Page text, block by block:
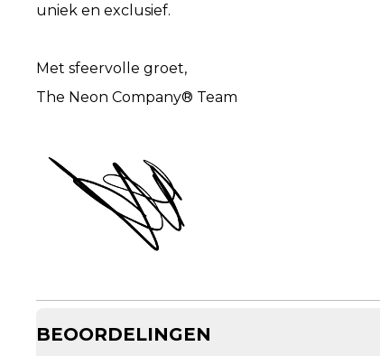
uniek en exclusief.
Met sfeervolle groet,
The Neon Company® Team
BEOORDELINGEN